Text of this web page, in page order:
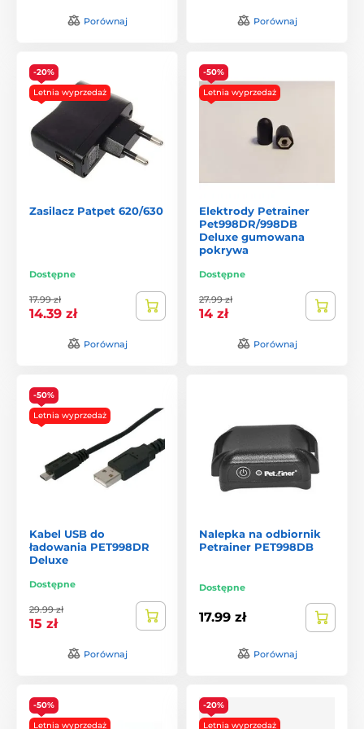
Elektroniczne obroże treningowe Petrainer, są
wykorzystywane przez profesjonalnych szkoleniowców i
hodowców. Do treningu psa obroże tej marki wykorzystuje
także doświadczony kynolog ze Szczecina pan Marek
obroże Petrainer wykorzystuję już od długiego czasu. Bardzo
ułatwiają szkoleniu psów, są intuicyjne i łatwe w
opanowaniu" stwierdza
różnym terenie „Doceniam przede wszystkim ich daleki
zasięg, co jest kluczowe podczas treningu w okolicach lasu.
Nie mniej ważne jest dla mnie odporność na wodę i
Obroże treningowe
Ogrodzenia dla psów
Obroże przeciw ciągnieciu
Porównaj Porównaj
-20%
Letnia wyprzedaż
Zasilacz Patpet 620/630
Dostępne
17.99 zł
14.39 zł
Porównaj
-50%
Letnia wyprzedaż
Elektrody Petrainer
Pet998DR/998DB
Deluxe gumowana
pokrywa
Dostępne
27.99 zł
14 zł
Porównaj
-50%
Letnia wyprzedaż
Kabel USB do
ładowania PET998DR
Deluxe
Dostępne
29.99 zł
15 zł
Porównaj
Nalepka na odbiornik
Petrainer PET998DB
Dostępne
17.99 zł
Porównaj
-50%
Letnia wyprzedaż
-20%
Letnia wyprzedaż